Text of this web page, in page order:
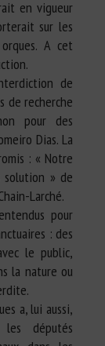
en vigueur
sur les
A cet
de
de recherche
pour des
Dias. La
: « Notre
solution » de
Larché.
pour
: des
le public,
la nature ou
a, lui aussi,
députés